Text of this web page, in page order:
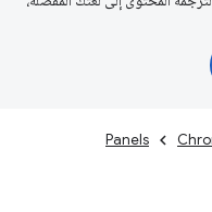
Panels